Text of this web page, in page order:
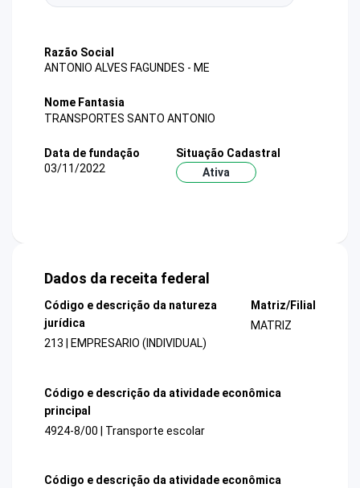
Razão Social
ANTONIO ALVES FAGUNDES - ME
Nome Fantasia
TRANSPORTES SANTO ANTONIO
Data de fundação
03/11/2022
Situação Cadastral
Ativa
Dados da receita federal
Código e descrição da natureza
jurídica
213 | EMPRESARIO (INDIVIDUAL)
Matriz/Filial
MATRIZ
Código e descrição da atividade econômica
principal
4924-8/00 | Transporte escolar
Código e descrição da atividade econômica